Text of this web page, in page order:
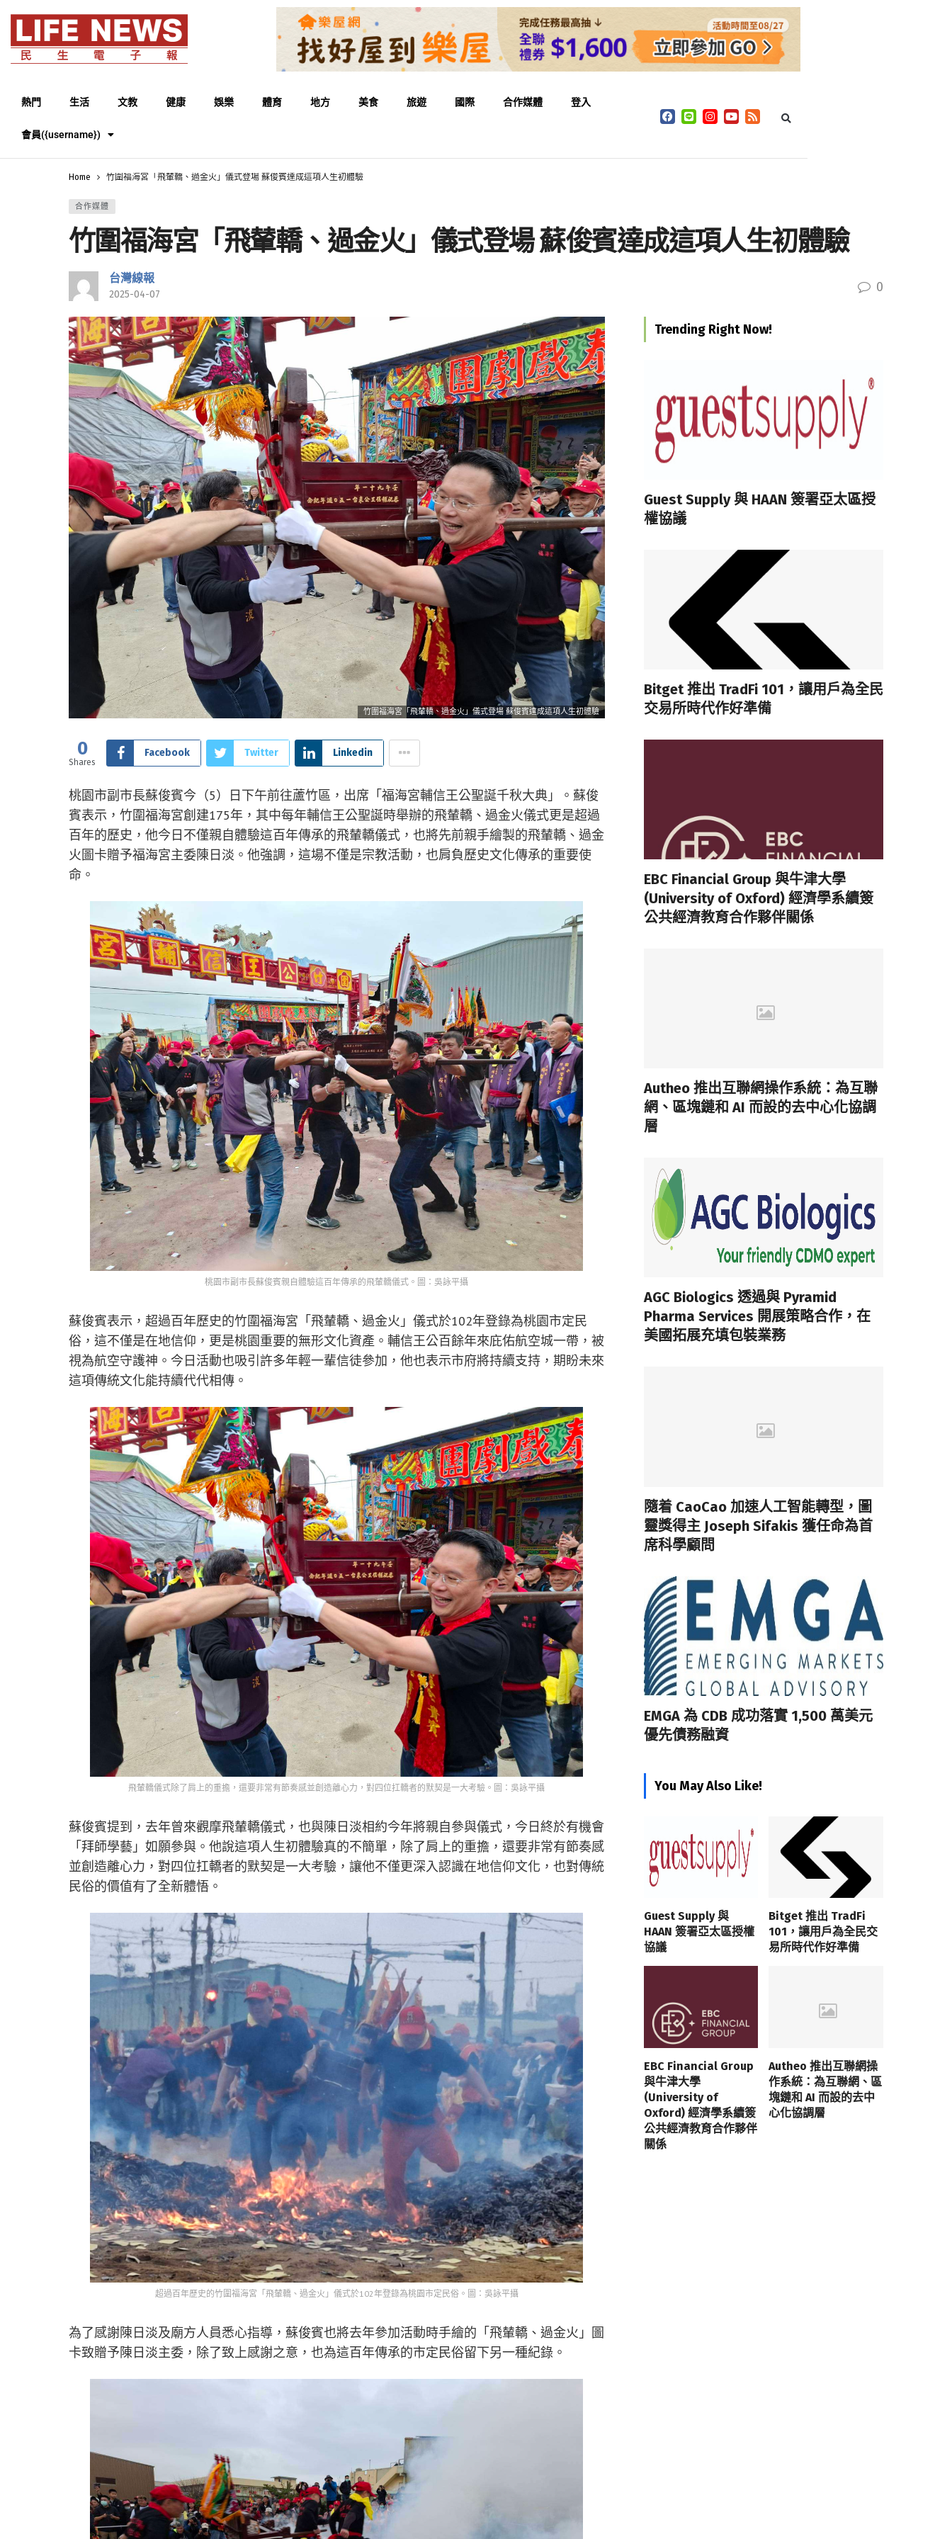
熱門 生活 文教 健康 娛樂 體育 地方 美食 旅遊 國際 合作媒體 登入
會員({username})
Home 竹圍福海宮「飛輦轎、過金火」儀式登場 蘇俊賓達成這項人生初體驗
合作媒體
竹圍福海宮「飛輦轎、過金火」儀式登場 蘇俊賓達成這項人生初體驗
台灣線報
2025-04-07 0
竹圍福海宮「飛輦轎、過金火」儀式登場 蘇俊賓達成這項人生初體驗
0
Shares
Facebook Twitter Linkedin
桃園市副市長蘇俊賓今（5）日下午前往蘆竹區，出席「福海宮輔信王公聖誕千秋大典」。蘇俊
賓表示，竹圍福海宮創建175年，其中每年輔信王公聖誕時舉辦的飛輦轎、過金火儀式更是超過
百年的歷史，他今日不僅親自體驗這百年傳承的飛輦轎儀式，也將先前親手繪製的飛輦轎、過金
火圖卡贈予福海宮主委陳日淡。他強調，這場不僅是宗教活動，也肩負歷史文化傳承的重要使
命。
桃園市副市長蘇俊賓親自體驗這百年傳承的飛輦轎儀式。圖：吳詠平攝
蘇俊賓表示，超過百年歷史的竹圍福海宮「飛輦轎、過金火」儀式於102年登錄為桃園市定民
俗，這不僅是在地信仰，更是桃園重要的無形文化資產。輔信王公百餘年來庇佑航空城一帶，被
視為航空守護神。今日活動也吸引許多年輕一輩信徒參加，他也表示市府將持續支持，期盼未來
這項傳統文化能持續代代相傳。
飛輦轎儀式除了肩上的重擔，還要非常有節奏感並創造離心力，對四位扛轎者的默契是一大考驗。圖：吳詠平攝
蘇俊賓提到，去年曾來觀摩飛輦轎儀式，也與陳日淡相約今年將親自參與儀式，今日終於有機會
「拜師學藝」如願參與。他說這項人生初體驗真的不簡單，除了肩上的重擔，還要非常有節奏感
並創造離心力，對四位扛轎者的默契是一大考驗，讓他不僅更深入認識在地信仰文化，也對傳統
民俗的價值有了全新體悟。
超過百年歷史的竹圍福海宮「飛輦轎、過金火」儀式於102年登錄為桃園市定民俗。圖：吳詠平攝
為了感謝陳日淡及廟方人員悉心指導，蘇俊賓也將去年參加活動時手繪的「飛輦轎、過金火」圖
卡致贈予陳日淡主委，除了致上感謝之意，也為這百年傳承的市定民俗留下另一種紀錄。
Trending Right Now!
Guest Supply 與 HAAN 簽署亞太區授
權協議
Bitget 推出 TradFi 101，讓用戶為全民
交易所時代作好準備
EBC Financial Group 與牛津大學
(University of Oxford) 經濟學系續簽
公共經濟教育合作夥伴關係
Autheo 推出互聯網操作系統：為互聯
網、區塊鏈和 AI 而設的去中心化協調
層
AGC Biologics 透過與 Pyramid
Pharma Services 開展策略合作，在
美國拓展充填包裝業務
隨着 CaoCao 加速人工智能轉型，圖
靈獎得主 Joseph Sifakis 獲任命為首
席科學顧問
EMGA 為 CDB 成功落實 1,500 萬美元
優先債務融資
You May Also Like!
Guest Supply 與
HAAN 簽署亞太區授權
協議
Bitget 推出 TradFi
101，讓用戶為全民交
易所時代作好準備
EBC Financial Group
與牛津大學
(University of
Oxford) 經濟學系續簽
公共經濟教育合作夥伴
關係
Autheo 推出互聯網操
作系統：為互聯網、區
塊鏈和 AI 而設的去中
心化協調層